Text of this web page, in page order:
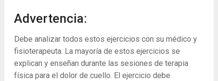
Advertencia:
Debe analizar todos estos ejercicios con su médico y
fisioterapeuta. La mayoría de estos ejercicios se
explican y enseñan durante las sesiones de terapia
física para el dolor de cuello. El ejercicio debe